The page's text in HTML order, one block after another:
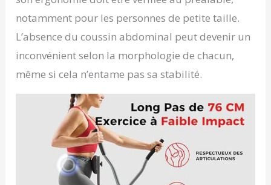
notamment pour les personnes de petite taille.
L’absence du coussin abdominal peut devenir un
inconvénient selon la morphologie de chacun,
même si cela n’entame pas sa stabilité.